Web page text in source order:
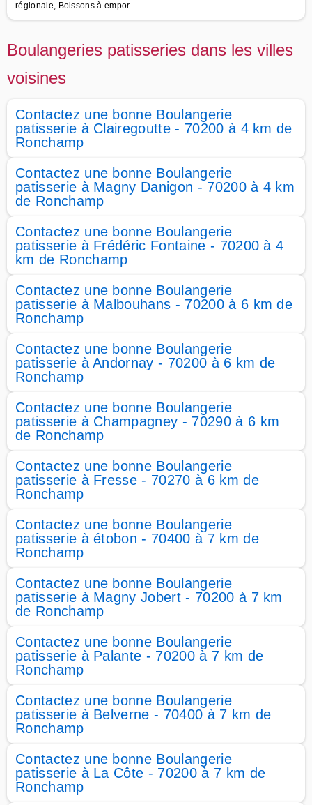
régionale, Boissons à empor
Boulangeries patisseries dans les villes
voisines
Contactez une bonne Boulangerie
patisserie à Clairegoutte - 70200 à 4 km de
Ronchamp
Contactez une bonne Boulangerie
patisserie à Magny Danigon - 70200 à 4 km
de Ronchamp
Contactez une bonne Boulangerie
patisserie à Frédéric Fontaine - 70200 à 4
km de Ronchamp
Contactez une bonne Boulangerie
patisserie à Malbouhans - 70200 à 6 km de
Ronchamp
Contactez une bonne Boulangerie
patisserie à Andornay - 70200 à 6 km de
Ronchamp
Contactez une bonne Boulangerie
patisserie à Champagney - 70290 à 6 km
de Ronchamp
Contactez une bonne Boulangerie
patisserie à Fresse - 70270 à 6 km de
Ronchamp
Contactez une bonne Boulangerie
patisserie à étobon - 70400 à 7 km de
Ronchamp
Contactez une bonne Boulangerie
patisserie à Magny Jobert - 70200 à 7 km
de Ronchamp
Contactez une bonne Boulangerie
patisserie à Palante - 70200 à 7 km de
Ronchamp
Contactez une bonne Boulangerie
patisserie à Belverne - 70400 à 7 km de
Ronchamp
Contactez une bonne Boulangerie
patisserie à La Côte - 70200 à 7 km de
Ronchamp